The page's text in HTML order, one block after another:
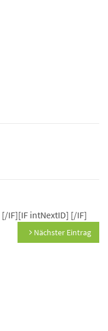
[/IF][IF intNextID]
Nächster Eintrag
[/IF]